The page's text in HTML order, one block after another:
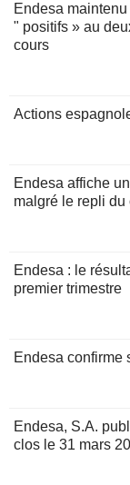
Endesa
" positifs » au
cours
Actions
Endesa affiche
malgré le repli du
Endesa : le
premier trimestre
Endesa confirme
Endesa, S.A.
clos le 31 mars